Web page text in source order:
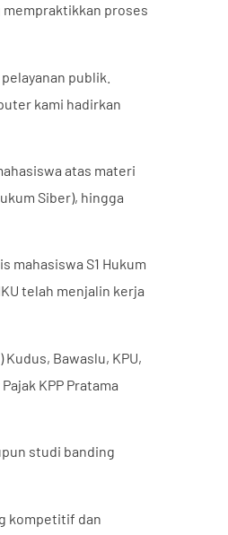
mempraktikkan proses
publik.
kami hadirkan
atas materi
Siber), hingga
S1 Hukum
telah menjalin kerja
Bawaslu, KPU,
KPP Pratama
studi banding
kompetitif dan